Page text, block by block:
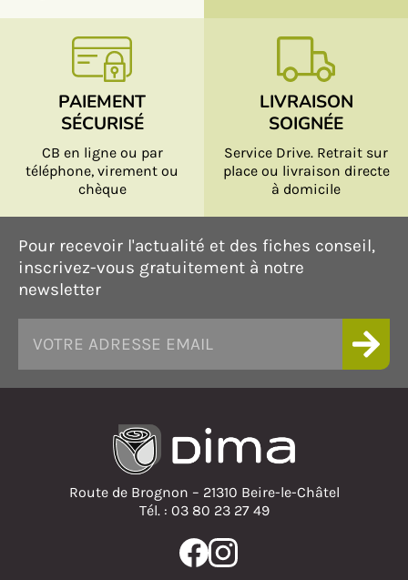
PAIEMENT
SÉCURISÉ
CB en ligne ou par
téléphone, virement ou
chèque
LIVRAISON
SOIGNÉE
Service Drive. Retrait sur
place ou livraison directe
à domicile
Pour recevoir l'actualité et des fiches conseil,
inscrivez-vous gratuitement à notre
newsletter
Route de Brognon – 21310 Beire-le-Châtel
Tél. : 03 80 23 27 49